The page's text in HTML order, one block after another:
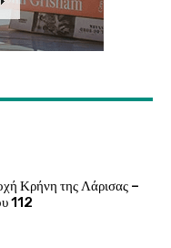
Κρήνη της Λάρισας –
112